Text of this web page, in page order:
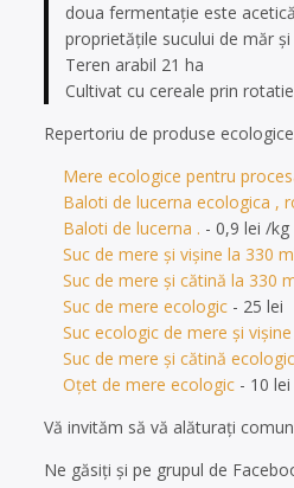
doua fermentație este
proprietățile sucului de măr
Teren arabil 21 ha
Cultivat cu cereale prin
Repertoriu de produse
Mere ecologice pentru
Baloti de lucerna ecologica ,
Baloti de lucerna . - 0,9 lei /kg
Suc de mere și vișine la 330
Suc de mere și cătină la 330
Suc de mere ecologic - 25 lei
Suc ecologic de mere și vișine
Suc de mere și cătină
Oțet de mere ecologic - 10 lei
Vă invităm să vă alăturați
Ne găsiți și pe grupul de